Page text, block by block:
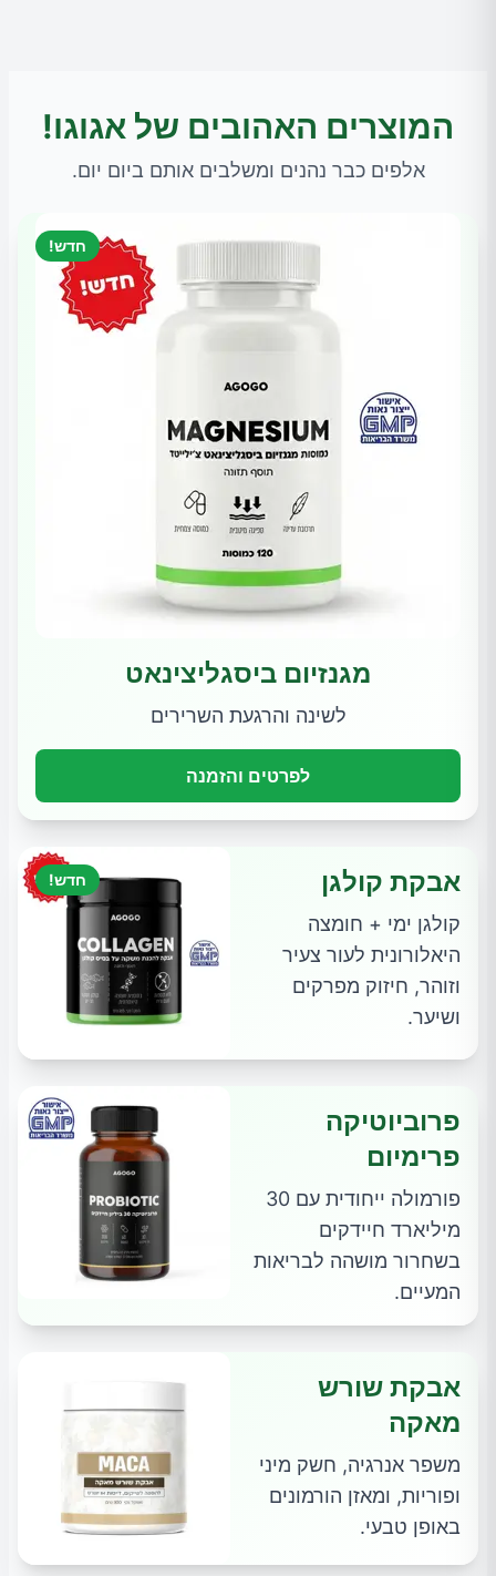
המוצרים האהובים של אגוגו!
אלפים כבר נהנים ומשלבים אותם ביום יום.
חדש!
מגנזיום ביסגליצינאט
לשינה והרגעת השרירים
לפרטים והזמנה
חדש! אבקת קולגן
קולגן ימי + חומצה
היאלורונית לעור צעיר
וזוהר, חיזוק מפרקים
ושיער.
פרוביוטיקה
פרימיום
פורמולה ייחודית עם 30
מיליארד חיידקים
בשחרור מושהה לבריאות
המעיים.
אבקת שורש
מאקה
משפר אנרגיה, חשק מיני
ופוריות, ומאזן הורמונים
באופן טבעי.